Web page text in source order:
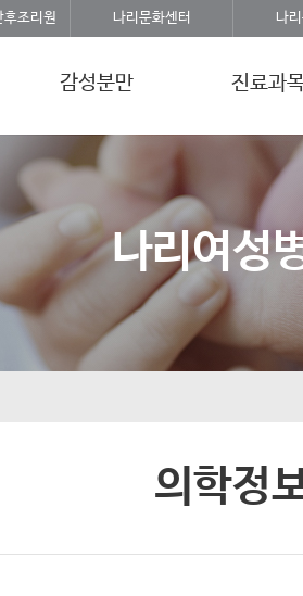
후조리원 나리문화센터 나
감성분만 진료과
나리여성
의학정